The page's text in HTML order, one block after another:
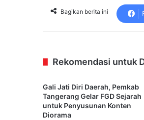
Bagikan berita ini
Rekomendasi untuk
Gali Jati Diri Daerah, Pemkab
Tangerang Gelar FGD Sejarah
untuk Penyusunan Konten
Diorama